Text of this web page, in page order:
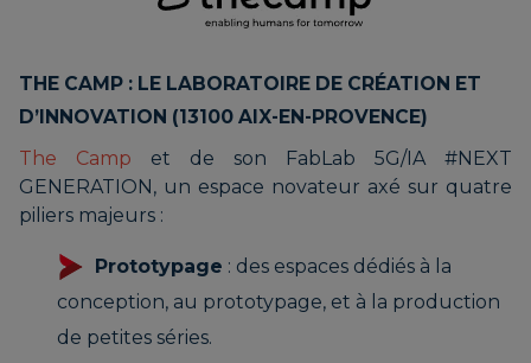
THE CAMP : LE LABORATOIRE DE CRÉATION ET
D’INNOVATION (13100 AIX-EN-PROVENCE)
The Camp et de son FabLab 5G/IA #NEXT
GENERATION, un espace novateur axé sur quatre
piliers majeurs :
Prototypage : des espaces dédiés à la
conception, au prototypage, et à la production
de petites séries.